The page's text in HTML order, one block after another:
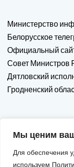
Мы ценим
Для обеспечения
используем
Министерство
Белорусское
Официальный
Совет Министров
Дятловский
Гродненский